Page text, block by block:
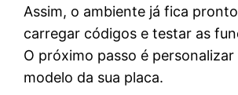
Assim, o ambiente já fica
carregar códigos e testar as
O próximo passo é
modelo da sua placa.